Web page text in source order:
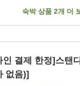
숙박 상품 2개 더
인 결제 한정]스탠
없음)]